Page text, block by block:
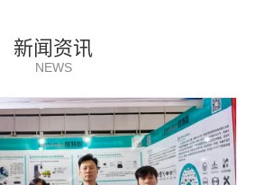
新闻资讯
NEWS